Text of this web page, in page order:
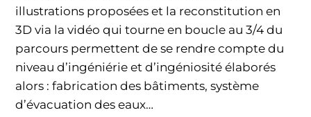
illustrations proposées et la reconstitution en
3D via la vidéo qui tourne en boucle au 3/4 du
parcours permettent de se rendre compte du
niveau d’ingéniérie et d’ingéniosité élaborés
alors : fabrication des bâtiments, système
d’évacuation des eaux…